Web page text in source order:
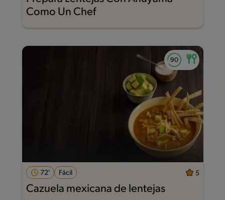
Como Un Chef
72' Fácil 5
Cazuela mexicana de lentejas